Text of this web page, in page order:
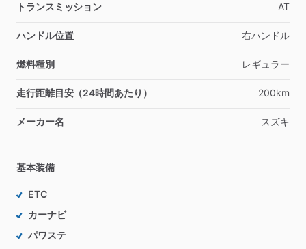
トランスミッション AT
ハンドル位置 右ハンドル
燃料種別 レギュラー
走行距離目安（24時間あたり） 200km
メーカー名 スズキ
基本装備
ETC
カーナビ
パワステ